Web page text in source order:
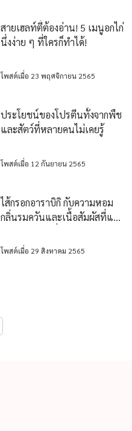
สายเฮลท์ตี้ต้องอ่าน! 5 เมนูอกไก่
นึ่งง่าย ๆ ที่ใครก็ทำได้!
โพสต์เมื่อ 23 พฤศจิกายน 2565
ประโยชน์ของโปรตีนทั้งจากพืช
และสัตว์ที่หลายคนไม่เคยรู้
โพสต์เมื่อ 12 กันยายน 2565
ไส้กรอกอาราบิกิ กับความหอม
กลิ่นรมควันและเนื้อสัมผัสที่แตก
โพสต์เมื่อ 29 สิงหาคม 2565